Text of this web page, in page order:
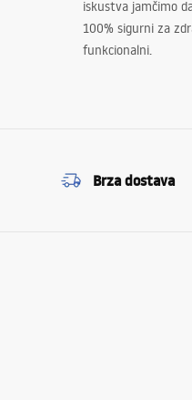
iskustva jamčimo
100% sigurni za
funkcionalni.
Brza dostava